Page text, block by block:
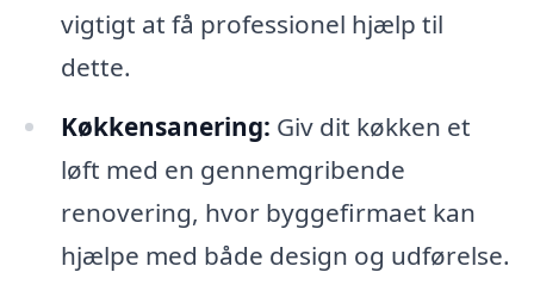
vigtigt at få professionel hjælp til
dette.
Køkkensanering: Giv dit køkken et
løft med en gennemgribende
renovering, hvor byggefirmaet kan
hjælpe med både design og udførelse.